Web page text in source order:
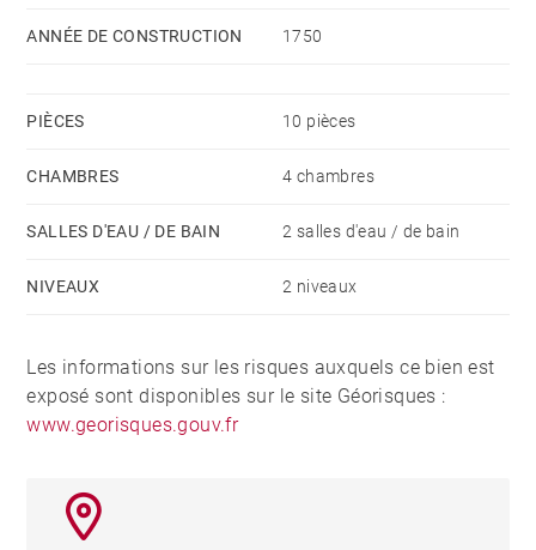
ANNÉE DE CONSTRUCTION 1750
PIÈCES 10 pièces
CHAMBRES 4 chambres
SALLES D'EAU / DE BAIN 2 salles d'eau / de bain
NIVEAUX 2 niveaux
Les informations sur les risques auxquels ce bien est
exposé sont disponibles sur le site Géorisques :
www.georisques.gouv.fr